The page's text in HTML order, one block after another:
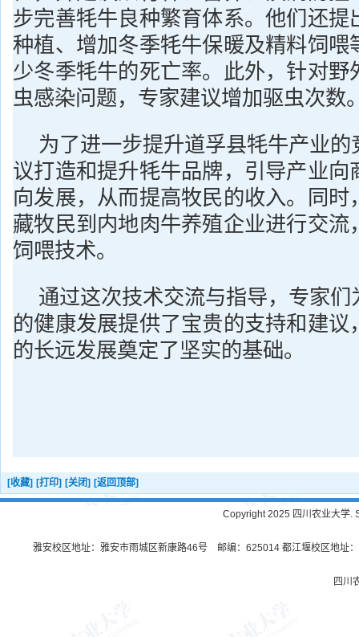
步完善牦牛良种繁育体系。他们还提
种植、增加冬季牦牛保暖及精料饲喂
少冬季牦牛的死亡率。此外，针对野
虫感染问题，专家建议增加驱虫次数
为了进一步提升道孚县牦牛产业
议打造和提升牦牛品牌，引导产业向
向发展，从而提高牧民的收入。同时
藏牧民到内地肉牛养殖企业进行交流
饲喂技术。
通过这次技术交流与指导，专家
的健康发展提供了宝贵的支持和建议
的长远发展奠定了坚实的基础。
[收藏] [打印] [关闭] [返回顶部]
Copyright 2025 四川农业大学.
雅安校区地址：雅安市雨城区新康路46号 邮编：625014 都江堰校区地址
四川